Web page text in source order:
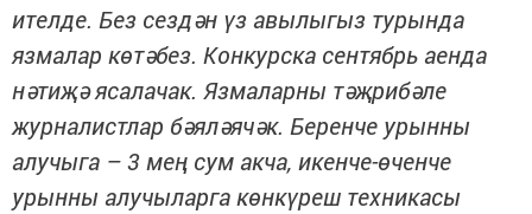
ителде. Без сездән үз авылыгыз турында
язмалар көтәбез. Конкурска сентябрь аенда
нәтиҗә ясалачак. Язмаларны тәҗрибәле
журналистлар бәяләячәк. Беренче урынны
алучыга – 3 мең сум акча, икенче-өченче
урынны алучыларга көнкүреш техникасы